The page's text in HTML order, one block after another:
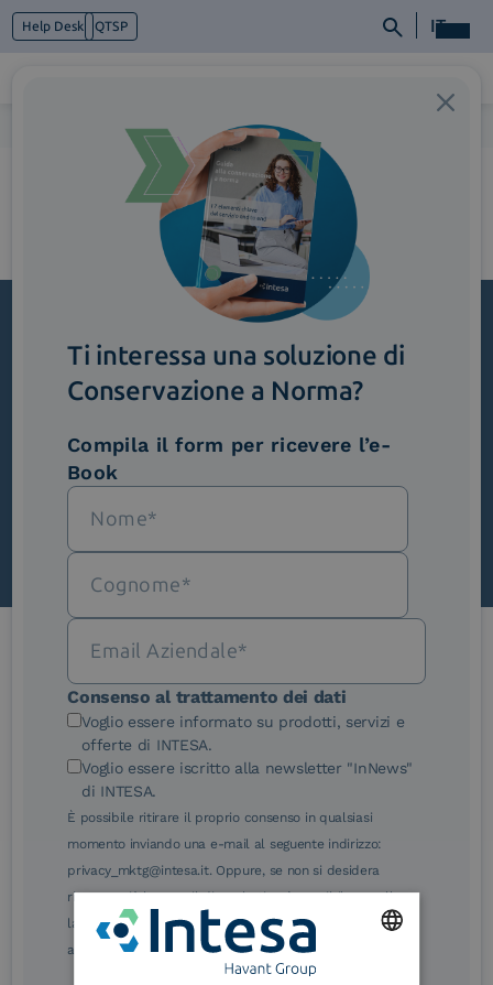
Help Desk QTSP IT
Cosa facciamo
1_Dematerializzazione-1
Iscriviti alla newsletter
Novità, iniziative ed eventi dal mondo della
Scopri InNews
Le nostre certificazioni
eIDAS Qualified Trust
Service Provider
eIDAS Qualified Trust
Service Provider for
Remote Qualified
Electronic Signature /
Seal Creation
Ti interessa una soluzione di
Conservazione a Norma?
Compila il form per ricevere l’e-
Book
Consenso al trattamento dei dati
Voglio essere informato su prodotti, servizi e
offerte di INTESA.
Voglio essere iscritto alla newsletter "InNews"
di INTESA.
È possibile ritirare il proprio consenso in qualsiasi
momento inviando una e-mail al seguente indirizzo:
privacy_mktg@intesa.it. Oppure, se non si desidera
ricevere più le e-mail di marketing, è possibile annullare
la sottoscrizione facendo clic sul relativo link di
annullamento sottoscrizione, in qualsiasi e-mail.